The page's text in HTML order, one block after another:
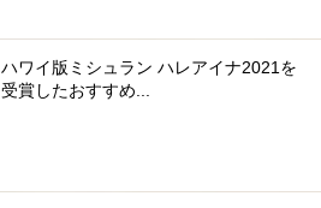
ハワイ版ミシュラン ハレアイナ2021を
受賞したおすすめ...